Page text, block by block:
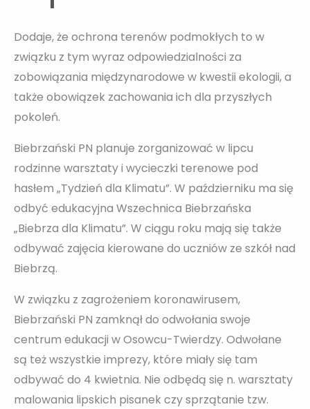
Dodaje, że ochrona terenów podmokłych to w
związku z tym wyraz odpowiedzialności za
zobowiązania międzynarodowe w kwestii ekologii, a
także obowiązek zachowania ich dla przyszłych
pokoleń.
Biebrzański PN planuje zorganizować w lipcu
rodzinne warsztaty i wycieczki terenowe pod
hasłem „Tydzień dla Klimatu”. W październiku ma się
odbyć edukacyjna Wszechnica Biebrzańska
„Biebrza dla Klimatu”. W ciągu roku mają się także
odbywać zajęcia kierowane do uczniów ze szkół nad
Biebrzą.
W związku z zagrożeniem koronawirusem,
Biebrzański PN zamknął do odwołania swoje
centrum edukacji w Osowcu-Twierdzy. Odwołane
są też wszystkie imprezy, które miały się tam
odbywać do 4 kwietnia. Nie odbędą się n. warsztaty
malowania lipskich pisanek czy sprzątanie tzw.